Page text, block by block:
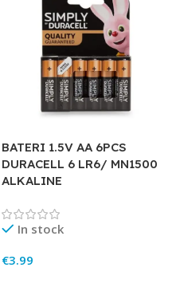
BATERI 1.5V AA 6PCS
DURACELL 6 LR6/ MN1500
ALKALINE
In stock
€3.99